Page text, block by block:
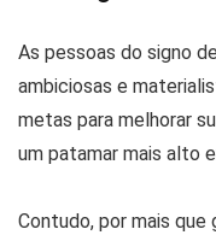
As pessoas do signo
ambiciosas e
metas para melhorar
um patamar mais alto
Contudo, por mais